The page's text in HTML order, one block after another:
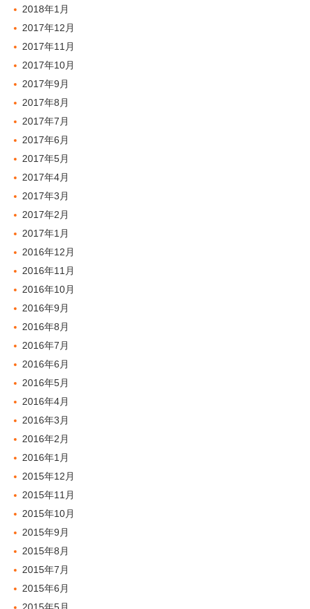
2018年1月
2017年12月
2017年11月
2017年10月
2017年9月
2017年8月
2017年7月
2017年6月
2017年5月
2017年4月
2017年3月
2017年2月
2017年1月
2016年12月
2016年11月
2016年10月
2016年9月
2016年8月
2016年7月
2016年6月
2016年5月
2016年4月
2016年3月
2016年2月
2016年1月
2015年12月
2015年11月
2015年10月
2015年9月
2015年8月
2015年7月
2015年6月